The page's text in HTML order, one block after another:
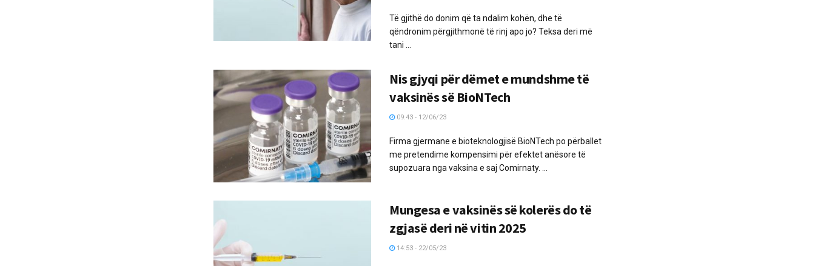
Të gjithë do donim që ta ndalim kohën, dhe të
qëndronim përgjithmonë të rinj apo jo? Teksa deri më
tani ...
Nis gjyqi për dëmet e mundshme të
vaksinës së BioNTech
09:43 - 12/06/23
Firma gjermane e bioteknologjisë BioNTech po përballet
me pretendime kompensimi për efektet anësore të
supozuara nga vaksina e saj Comirnaty. ...
Mungesa e vaksinës së kolerës do të
zgjasë deri në vitin 2025
14:53 - 22/05/23